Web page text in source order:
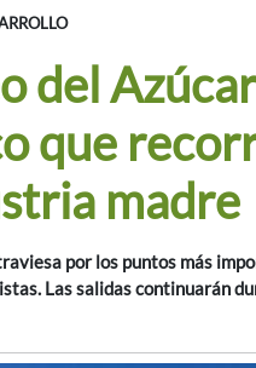
del
que
madre
por los puntos más
Las salidas continuarán